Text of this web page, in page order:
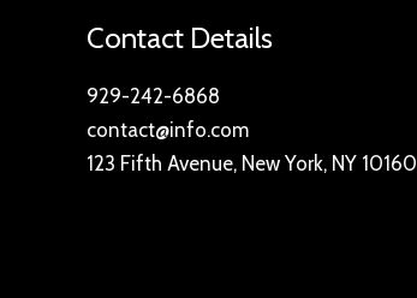
Contact Details
929-242-6868
contact@info.com
123 Fifth Avenue, New York, NY 10160